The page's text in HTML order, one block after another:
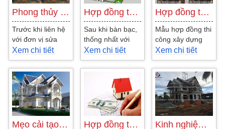
Phong thủy phòng khách trong sửa nhà
Trước khi liên hệ
với đơn vị sửa
nhà trọn gói, bạn
nên tham khảo
qua một số lưu
ý...
Xem chi tiết
Hợp đồng thiết kế Biệt Thự Chị Tuyết
Sau khi bàn bạc,
thống nhất với
chủ đầu tư về
hình thức và nội
dung công việc,
Xem chi tiết
Hợp đồng thi công Nhà Phố Chú Chỉ Gia…
Mẫu hợp đồng thi
công xây dựng
mới công trình
nhà ở - Công ty
Kiến An Vinh
cung cấp mẫu...
Xem chi tiết
Mẹo cải tạo nhà cũ thành mới đẹp không… Hợp đồng thiết kế Cafe Văn phòng Anh Hùng Kinh nghiệm cải tạo nhà cũ cực hay